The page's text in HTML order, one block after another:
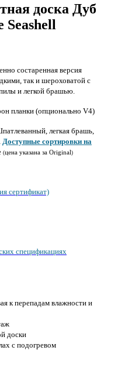
доска Дуб
состаренная версия
так и шероховатой с
и легкой брашью.
планки (опционально V4)
легкая брашь,
Доступные сортировки на
(цена указана за Original)
сертификат)
спецификациях
к перепадам влажности и
доски
с подогревом